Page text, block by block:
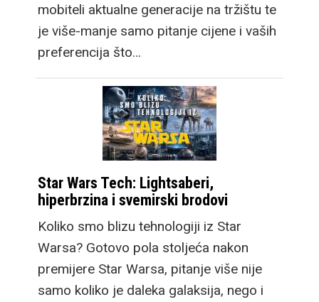
mobiteli aktualne generacije na tržištu te
je više-manje samo pitanje cijene i vaših
preferencija što…
Star Wars Tech: Lightsaberi,
hiperbrzina i svemirski brodovi
Koliko smo blizu tehnologiji iz Star
Warsa? Gotovo pola stoljeća nakon
premijere Star Warsa, pitanje više nije
samo koliko je daleka galaksija, nego i